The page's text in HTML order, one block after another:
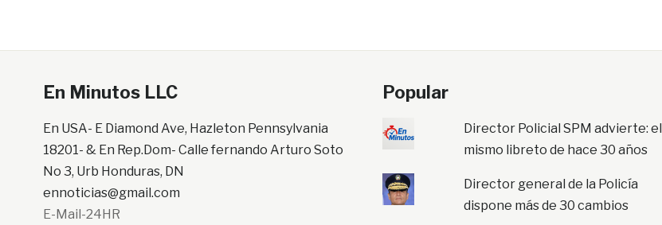
En Minutos LLC
En USA- E Diamond Ave, Hazleton Pennsylvania
18201- & En Rep.Dom- Calle fernando Arturo Soto
No 3, Urb Honduras, DN
ennoticias@gmail.com
E-Mail-24HR
Popular
Director Policial SPM advierte: el
mismo libreto de hace 30 años
Director general de la Policía
dispone más de 30 cambios